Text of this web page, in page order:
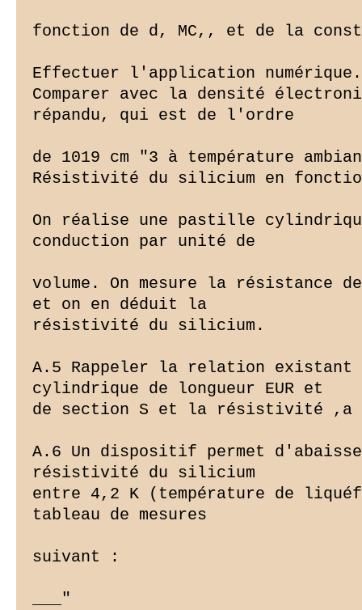
fonction de d, MC,, et de la
Effectuer l'application numérique.
Comparer avec la densité
répandu, qui est de l'ordre
de 1019 cm "3 à température
Résistivité du silicium en
On réalise une pastille
conduction par unité de
volume. On mesure la
et on en déduit la
résistivité du silicium.
A.5 Rappeler la relation
cylindrique de longueur EUR et
de section S et la résistivité ,a
A.6 Un dispositif permet
résistivité du silicium
entre 4,2 K (température de
tableau de mesures
suivant :
___"